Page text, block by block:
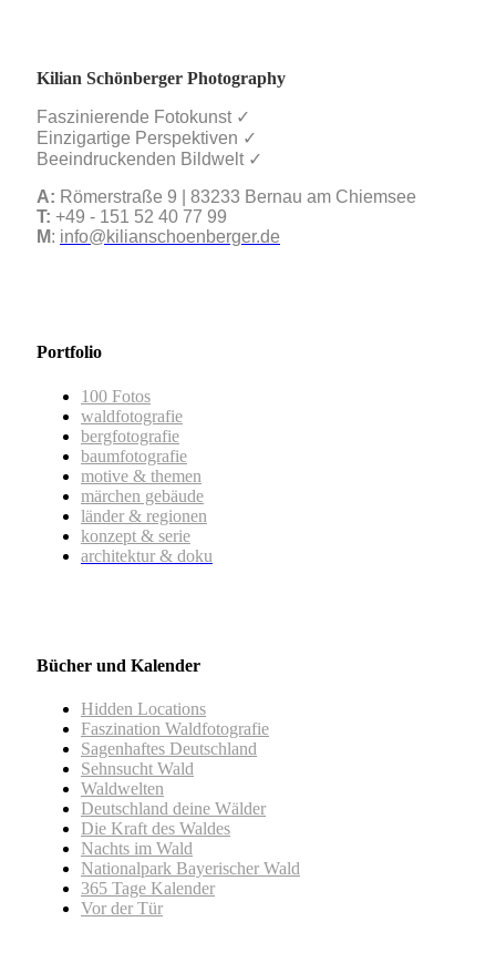
Kilian Schönberger Photography
Faszinierende Fotokunst ✓
Einzigartige Perspektiven ✓
Beeindruckenden Bildwelt ✓
A: Römerstraße 9 | 83233 Bernau am Chiemsee
T: +49 - 151 52 40 77 99
M: info@kilianschoenberger.de
Portfolio
100 Fotos
waldfotografie
bergfotografie
baumfotografie
motive & themen
märchen gebäude
länder & regionen
konzept & serie
architektur & doku
Bücher und Kalender
Hidden Locations
Faszination Waldfotografie
Sagenhaftes Deutschland
Sehnsucht Wald
Waldwelten
Deutschland deine Wälder
Die Kraft des Waldes
Nachts im Wald
Nationalpark Bayerischer Wald
365 Tage Kalender
Vor der Tür